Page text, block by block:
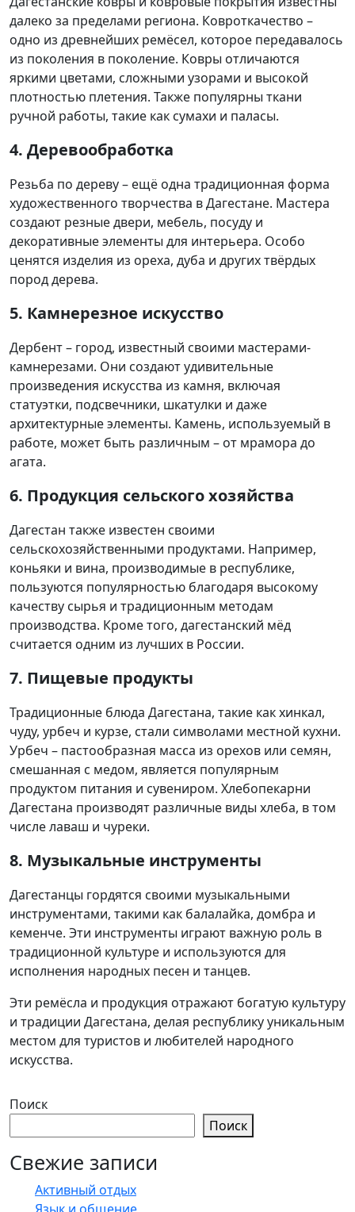
далеко за пределами региона. Ковроткачество –
одно из древнейших ремёсел, которое передавалось
из поколения в поколение. Ковры отличаются
яркими цветами, сложными узорами и высокой
плотностью плетения. Также популярны ткани
ручной работы, такие как сумахи и паласы.
4. Деревообработка
Резьба по дереву – ещё одна традиционная форма
художественного творчества в Дагестане. Мастера
создают резные двери, мебель, посуду и
декоративные элементы для интерьера. Особо
ценятся изделия из ореха, дуба и других твёрдых
пород дерева.
5. Камнерезное искусство
Дербент – город, известный своими мастерами-
камнерезами. Они создают удивительные
произведения искусства из камня, включая
статуэтки, подсвечники, шкатулки и даже
архитектурные элементы. Камень, используемый в
работе, может быть различным – от мрамора до
агата.
6. Продукция сельского хозяйства
Дагестан также известен своими
сельскохозяйственными продуктами. Например,
коньяки и вина, производимые в республике,
пользуются популярностью благодаря высокому
качеству сырья и традиционным методам
производства. Кроме того, дагестанский мёд
считается одним из лучших в России.
7. Пищевые продукты
Традиционные блюда Дагестана, такие как хинкал,
чуду, урбеч и курзе, стали символами местной кухни.
Урбеч – пастообразная масса из орехов или семян,
смешанная с медом, является популярным
продуктом питания и сувениром. Хлебопекарни
Дагестана производят различные виды хлеба, в том
числе лаваш и чуреки.
8. Музыкальные инструменты
Дагестанцы гордятся своими музыкальными
инструментами, такими как балалайка, домбра и
кеменче. Эти инструменты играют важную роль в
традиционной культуре и используются для
исполнения народных песен и танцев.
Эти ремёсла и продукция отражают богатую культуру
и традиции Дагестана, делая республику уникальным
местом для туристов и любителей народного
искусства.
Поиск
Поиск
Свежие записи
Активный отдых